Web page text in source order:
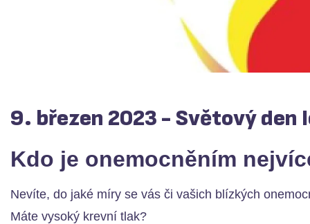
9. březen 2023 - Světový den
Kdo je onemocněním
Nevíte, do jaké míry se vás či vašich blízkých
Máte vysoký krevní tlak?